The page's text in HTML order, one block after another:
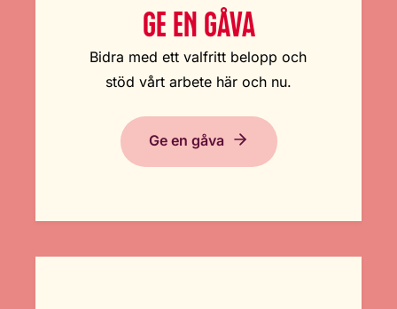
GE EN GÅVA
Bidra med ett valfritt belopp och
stöd vårt arbete här och nu.
Ge en gåva